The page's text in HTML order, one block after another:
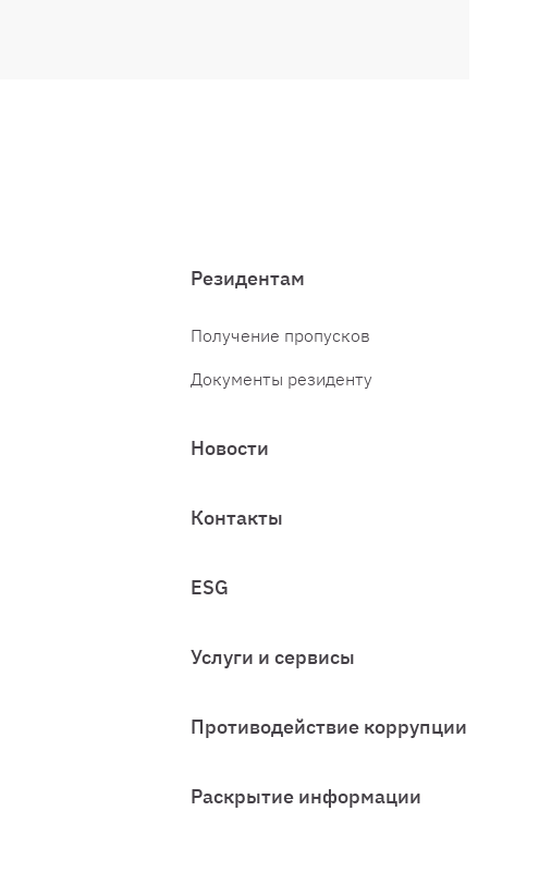
Резидентам
Получение пропусков
Документы резиденту
Новости
Контакты
ESG
Услуги и сервисы
Противодействие коррупции
Раскрытие информации